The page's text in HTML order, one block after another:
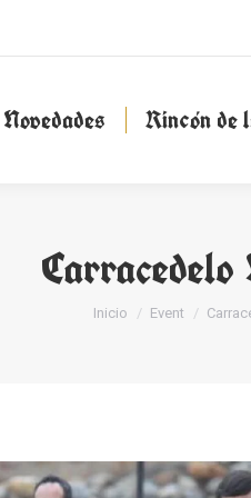
Novedades Rincón de
Estás aquí:
Inicio Event
Novedades Rincón